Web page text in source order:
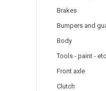
Brakes
Bumpers and
Body
Tools - paint - etc
Front axle
Clutch